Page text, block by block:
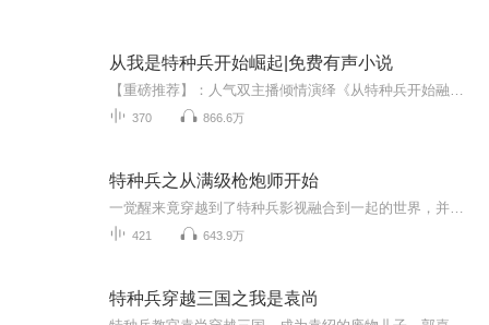
从我是特种兵开始崛起|免费有声小说
370 866.6万
特种兵之从满级枪炮师开始
421 643.9万
特种兵穿越三国之我是袁尚